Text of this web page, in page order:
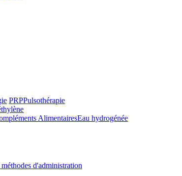
PRPPulsothérapie
AlimentairesEau hydrogénée
d'administration